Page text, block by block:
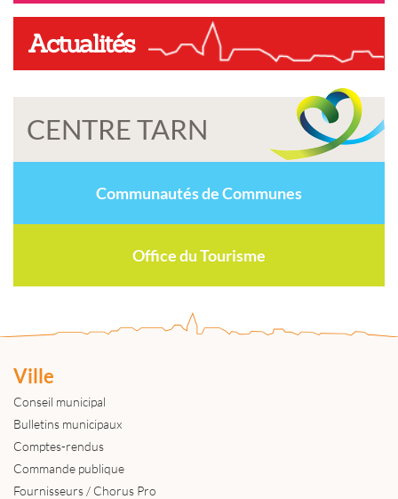
Actualités
CENTRE TARN
Communautés de Communes
Office du Tourisme
Ville
Conseil municipal
Bulletins municipaux
Comptes-rendus
Commande publique
Fournisseurs / Chorus Pro